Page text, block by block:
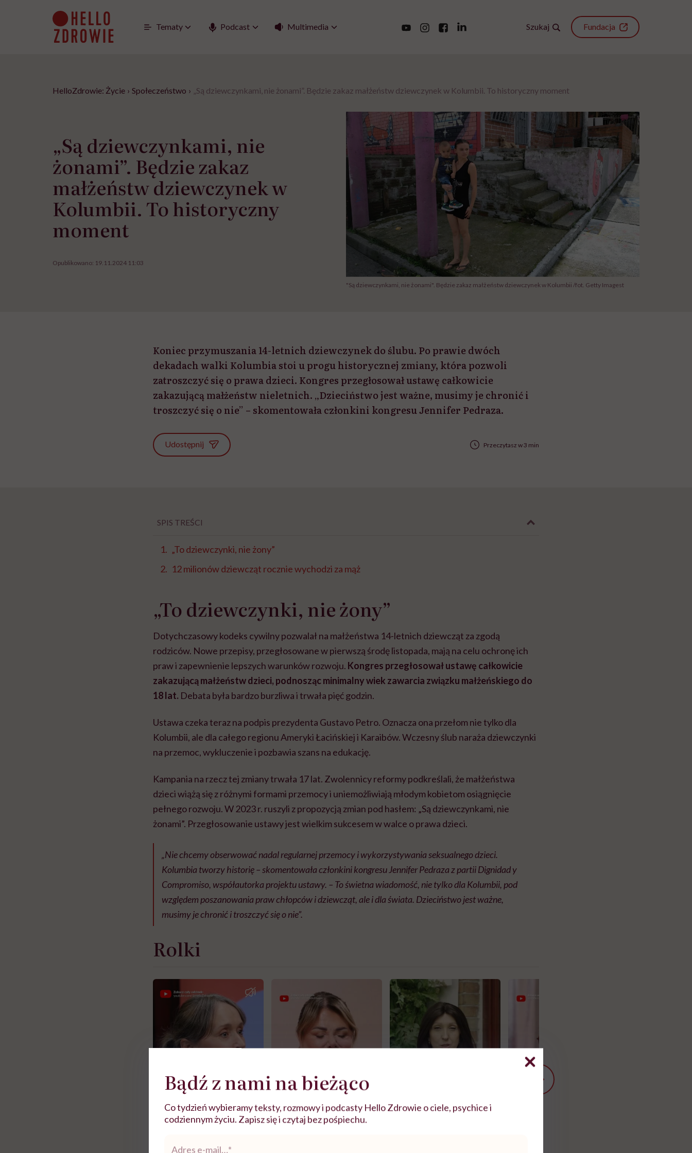
Tematy Podcast Multimedia Szukaj Fundacja
HelloZdrowie: Życie › Społeczeństwo › „Są dziewczynkami, nie żonami”. Będzie zakaz małżeństw dziewczynek w Kolumbii. To historyczny moment
„Są dziewczynkami, nie
żonami”. Będzie zakaz
małżeństw dziewczynek w
Kolumbii. To historyczny
moment
Opublikowano: 19.11.2024 11:03
"Są dziewczynkami, nie żonami". Będzie zakaz małżeństw dziewczynek w Kolumbii /fot. Getty Imagest
Koniec przymuszania 14-letnich dziewczynek do ślubu. Po prawie dwóch
dekadach walki Kolumbia stoi u progu historycznej zmiany, która pozwoli
zatroszczyć się o prawa dzieci. Kongres przegłosował ustawę całkowicie
zakazującą małżeństw nieletnich. „Dzieciństwo jest ważne, musimy je chronić i
troszczyć się o nie” – skomentowała członkini kongresu Jennifer Pedraza.
Udostępnij Przeczytasz w 3 min
SPIS TREŚCI
„To dziewczynki, nie żony”
12 milionów dziewcząt rocznie wychodzi za mąż
„To dziewczynki, nie żony”
Dotychczasowy kodeks cywilny pozwalał na małżeństwa 14-letnich dziewcząt za zgodą
rodziców. Nowe przepisy, przegłosowane w pierwszą środę listopada, mają na celu ochronę ich
praw i zapewnienie lepszych warunków rozwoju. Kongres przegłosował ustawę całkowicie
zakazującą małżeństw dzieci, podnosząc minimalny wiek zawarcia związku małżeńskiego do
18 lat. Debata była bardzo burzliwa i trwała pięć godzin.
Ustawa czeka teraz na podpis prezydenta Gustavo Petro. Oznacza ona przełom nie tylko dla
Kolumbii, ale dla całego regionu Ameryki Łacińskiej i Karaibów. Wczesny ślub naraża dziewczynki
na przemoc, wykluczenie i pozbawia szans na edukację.
Kampania na rzecz tej zmiany trwała 17 lat. Zwolennicy reformy podkreślali, że małżeństwa
dzieci wiążą się z różnymi formami przemocy i uniemożliwiają młodym kobietom osiągnięcie
pełnego rozwoju. W 2023 r. ruszyli z propozycją zmian pod hasłem: „Są dziewczynkami, nie
żonami”. Przegłosowanie ustawy jest wielkim sukcesem w walce o prawa dzieci.
„Nie chcemy obserwować nadal regularnej przemocy i wykorzystywania seksualnego dzieci.
Kolumbia tworzy historię – skomentowała członkini kongresu Jennifer Pedraza z partii Dignidad y
Compromiso, współautorka projektu ustawy. – To świetna wiadomość, nie tylko dla Kolumbii, pod
względem poszanowania praw chłopców i dziewcząt, ale i dla świata. Dzieciństwo jest ważne,
musimy je chronić i troszczyć się o nie”.
Rolki
Zobacz więcej
Bądź z nami na bieżąco
Co tydzień wybieramy teksty, rozmowy i podcasty Hello Zdrowie o ciele, psychice i
codziennym życiu. Zapisz się i czytaj bez pośpiechu.